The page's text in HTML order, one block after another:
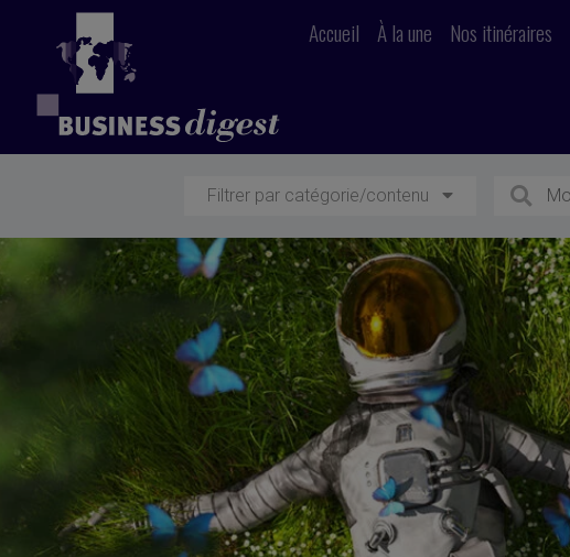
Accueil À la une Nos itinéraires
Filtrer par catégorie/contenu